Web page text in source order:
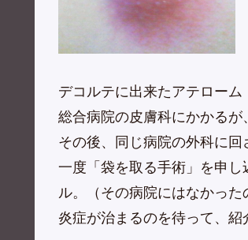
デコルテに出来たアテローム
総合病院の皮膚科にかかるが
その後、同じ病院の外科に回
一度「袋を取る手術」を申
ル。（その病院にはなかった
炎症が治まるのを待って、紹